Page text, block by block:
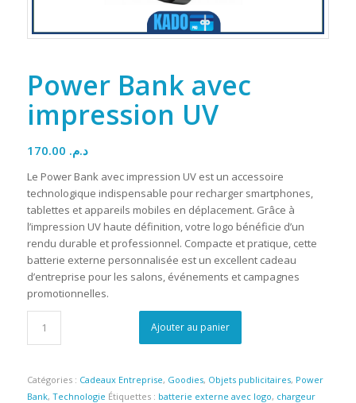
Power Bank avec
impression UV
د.م.
Le Power Bank avec impression UV est un accessoire
technologique indispensable pour recharger smartphones,
tablettes et appareils mobiles en déplacement. Grâce à
l’impression UV haute définition, votre logo bénéficie d’un
rendu durable et professionnel. Compacte et pratique, cette
batterie externe personnalisée est un excellent cadeau
d’entreprise pour les salons, événements et campagnes
promotionnelles.
Ajouter au panier
Catégories : Cadeaux Entreprise, Goodies, Objets publicitaires, Power
Bank, Technologie Étiquettes : batterie externe avec logo, chargeur